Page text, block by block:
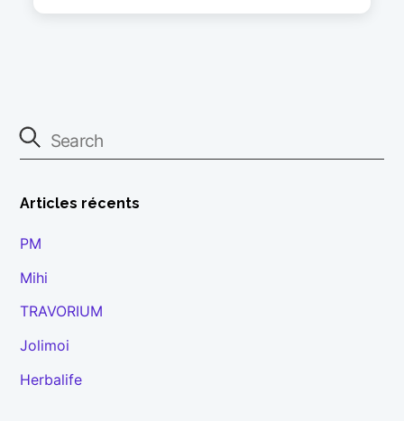
Articles récents
PM
Mihi
TRAVORIUM
Jolimoi
Herbalife